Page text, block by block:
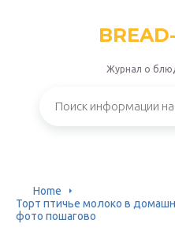
Журнал о
Home
Торт птичье молоко в
фото пошагово